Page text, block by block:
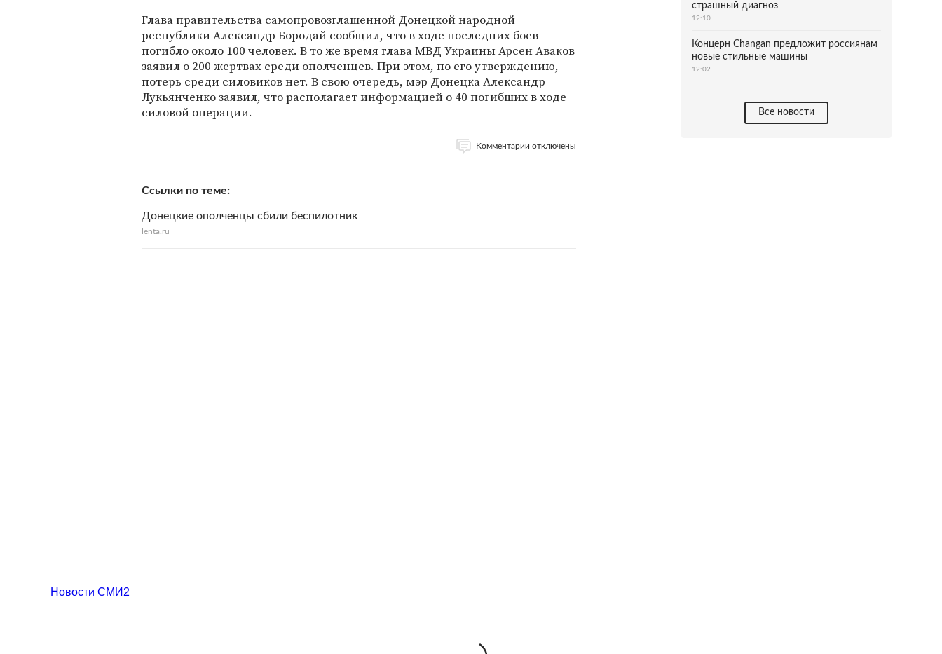
Глава правительства самопровозглашенной Донецкой народной
республики Александр Бородай сообщил, что в ходе последних боев
погибло около 100 человек. В то же время глава МВД Украины Арсен Аваков
заявил о 200 жертвах среди ополченцев. При этом, по его утверждению,
потерь среди силовиков нет. В свою очередь, мэр Донецка Александр
Лукьянченко заявил, что располагает информацией о 40 погибших в ходе
силовой операции.
Комментарии отключены
Ссылки по теме
Донецкие ополченцы сбили беспилотник
lenta.ru
страшный диагноз
12:10
Концерн Changan предложит россиянам
новые стильные машины
12:02
Все новости
Новости СМИ2